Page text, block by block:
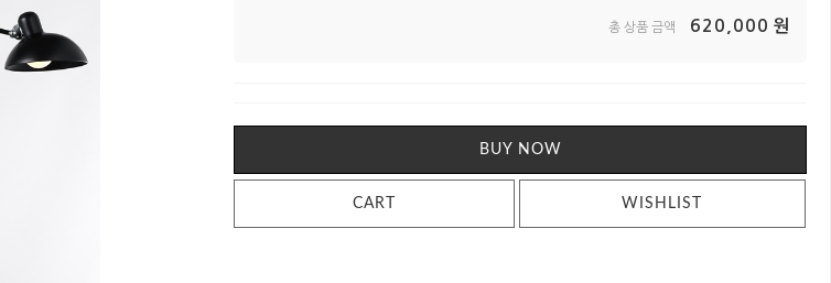
총 상품 금액 620,000 원
BUY NOW
CART WISHLIST